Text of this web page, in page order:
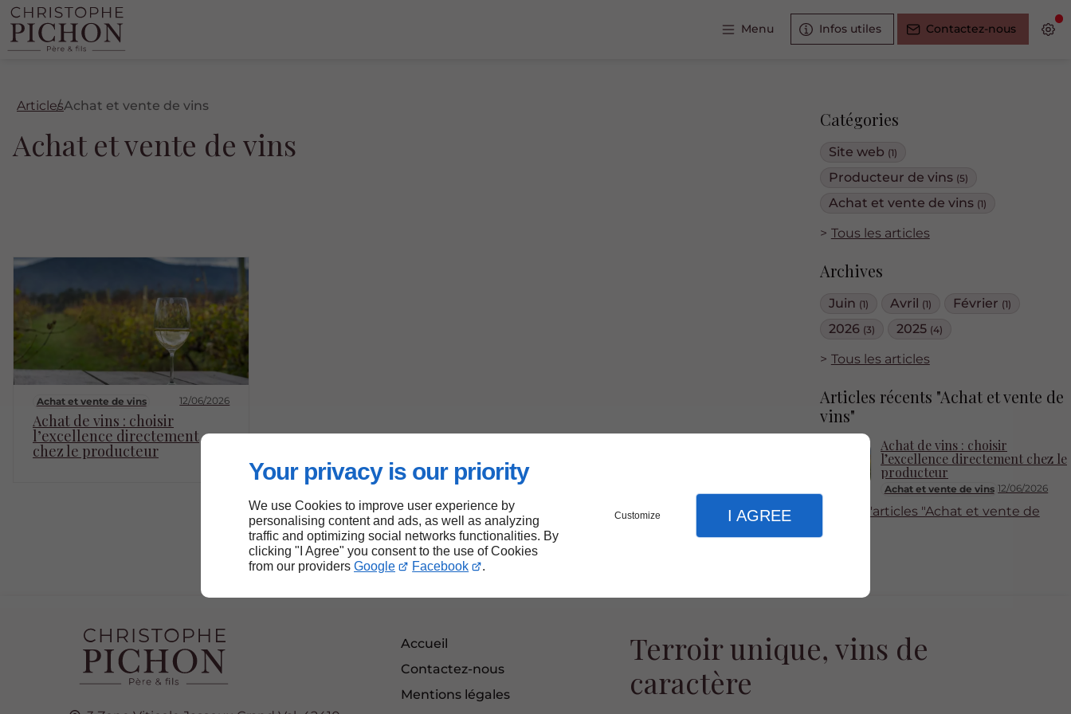
Your privacy is our priority
We use Cookies to improve user experience by
personalising content and ads, as well as analyzing
traffic and optimizing social networks functionalities. By
clicking "I Agree" you consent to the use of Cookies
from our providers Google Facebook .
Customize I AGREE
Menu Infos utiles Contactez-nous
Catégories
Site web (1)
Producteur de vins (5)
Achat et vente de vins (1)
Tous les articles
Archives
Juin (1) Avril (1) Février (1)
2026 (3) 2025 (4)
Tous les articles
Articles récents "Achat et vente de
vins"
Achat et vente de vins 12/06/2026
Achat de vins : choisir
l’excellence directement chez le
producteur
Plus d'articles "Achat et vente de
ArticlesAchat et vente de vins
Achat et vente de vins
Achat et vente de vins 12/06/2026
Achat de vins : choisir
l’excellence directement
chez le producteur
Accueil
Contactez-nous
Mentions légales
Terroir unique, vins de
caractère